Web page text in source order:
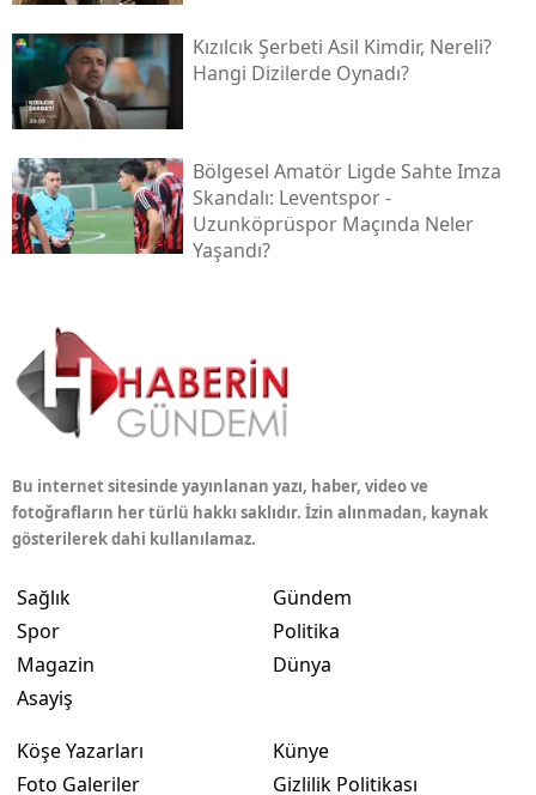
Kızılcık Şerbeti Asil Kimdir, Nereli?
Hangi Dizilerde Oynadı?
Bölgesel Amatör Ligde Sahte Imza
Skandalı: Leventspor -
Uzunköprüspor Maçında Neler
Yaşandı?
Bu internet sitesinde yayınlanan yazı, haber, video ve
fotoğrafların her türlü hakkı saklıdır. İzin alınmadan, kaynak
gösterilerek dahi kullanılamaz.
Sağlık
Spor
Magazin
Asayiş
Gündem
Politika
Dünya
Köşe Yazarları
Foto Galeriler
Künye
Gizlilik Politikası